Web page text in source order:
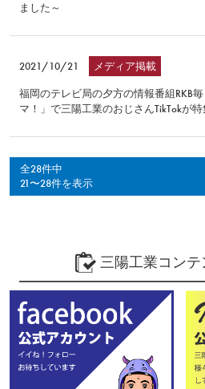
ました～
福岡のテレビ局の夕方の情報番組RKB
マ！」で三陽工業のおじさんTikTokが
2021/10/21 メディア掲載
全28件中
21〜28件を表示
三陽工業コンテ